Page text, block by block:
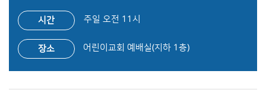
시간 주일 오전 11시
장소 어린이교회 예배실(지하 1층)